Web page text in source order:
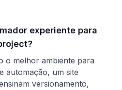
experiente para
o melhor ambiente para
automação, um site
versionamento,